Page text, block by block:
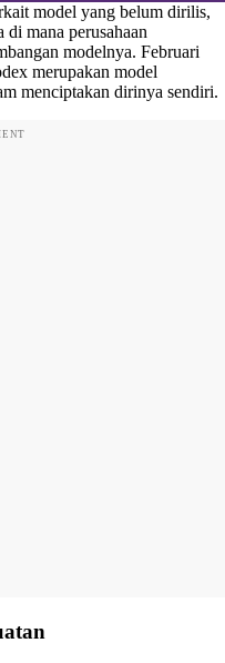
model yang belum dirilis,
di mana perusahaan
modelnya. Februari
merupakan model
menciptakan dirinya sendiri.